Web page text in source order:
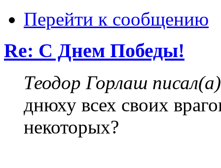
Перейти к сообщению
Re: С Днем Победы!
Теодор Горлаш
днюху всех своих
некоторых?